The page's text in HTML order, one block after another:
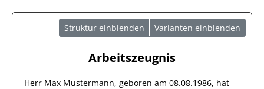
Struktur einblenden Varianten einblenden
Arbeitszeugnis
Herr Max Mustermann, geboren am 08.08.1986, hat